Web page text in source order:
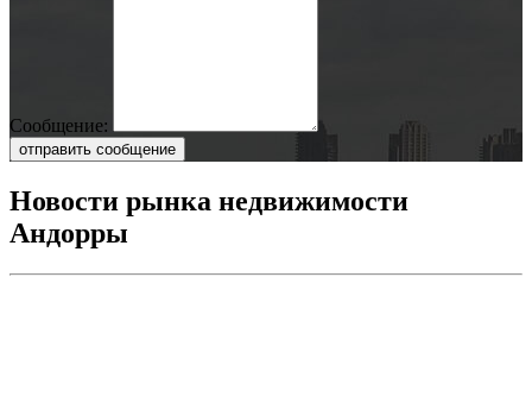
Сообщение:
отправить сообщение
Новости рынка недвижимости
Андорры